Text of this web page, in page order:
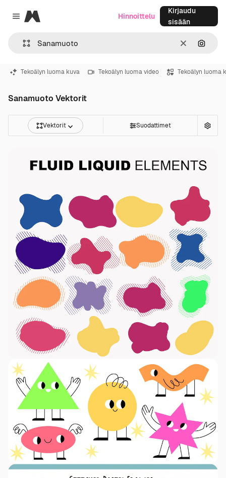
Close menu
Magnific
SelkeäHae
Hinnoittelu
Kirjaudu
sisään
Tekoälyn luoma kuva Tekoälyn luoma video Tekoälyn luoma
Sanamuoto Vektorit
Vektorit Suodattimet